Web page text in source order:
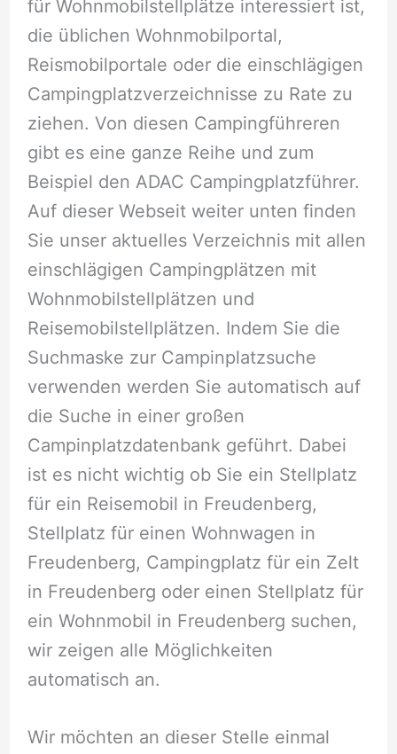
für Wohnmobilstellplätze interessiert ist,
die üblichen Wohnmobilportal,
Reismobilportale oder die einschlägigen
Campingplatzverzeichnisse zu Rate zu
ziehen. Von diesen Campingführeren
gibt es eine ganze Reihe und zum
Beispiel den ADAC Campingplatzführer.
Auf dieser Webseit weiter unten finden
Sie unser aktuelles Verzeichnis mit allen
einschlägigen Campingplätzen mit
Wohnmobilstellplätzen und
Reisemobilstellplätzen. Indem Sie die
Suchmaske zur Campinplatzsuche
verwenden werden Sie automatisch auf
die Suche in einer großen
Campinplatzdatenbank geführt. Dabei
ist es nicht wichtig ob Sie ein Stellplatz
für ein Reisemobil in Freudenberg,
Stellplatz für einen Wohnwagen in
Freudenberg, Campingplatz für ein Zelt
in Freudenberg oder einen Stellplatz für
ein Wohnmobil in Freudenberg suchen,
wir zeigen alle Möglichkeiten
automatisch an.
Wir möchten an dieser Stelle einmal